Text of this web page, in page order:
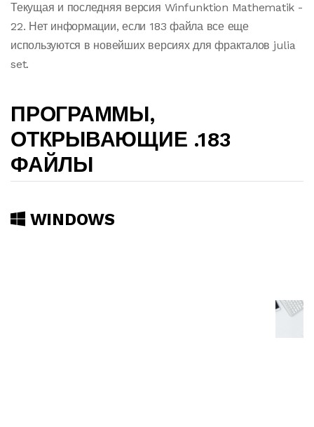
Текущая и последняя версия Winfunktion Mathematik -
22. Нет информации, если 183 файла все еще
используются в новейших версиях для фракталов julia
set.
ПРОГРАММЫ,
ОТКРЫВАЮЩИЕ .183
ФАЙЛЫ
WINDOWS